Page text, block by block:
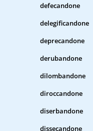
defecandone
delegificandone
deprecandone
derubandone
dilombandone
diroccandone
diserbandone
dissecandone